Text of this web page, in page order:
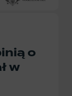
o
w